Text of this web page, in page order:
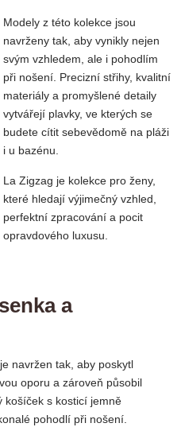
Modely z této kolekce jsou
navrženy tak, aby vynikly nejen
svým vzhledem, ale i pohodlím
při nošení. Precizní střihy, kvalitní
materiály a promyšlené detaily
vytvářejí plavky, ve kterých se
budete cítit sebevědomě na pláži
i u bazénu.
La Zigzag je kolekce pro ženy,
které hledají výjimečný vzhled,
perfektní zpracování a pocit
opravdového luxusu.
a
navržen tak, aby poskytl
oporu a zároveň působil
košíček s kosticí jemně
pohodlí při nošení.